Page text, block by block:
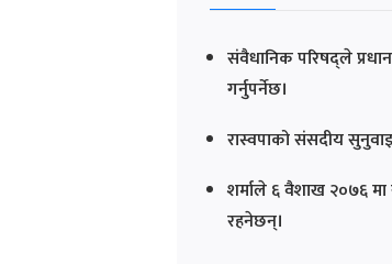
संवैधानिक परिषद्ले
गर्नुपर्नेछ।
रास्वपाको संसदीय
शर्माले ६ वैशाख २०७६ मा
रहनेछन्।